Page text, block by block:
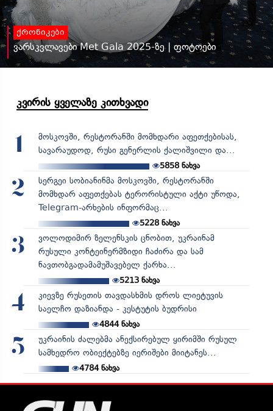
ქრონიკები
ვარსკვლავები Met Gala 2025-ზე | ფოტოები
კვირის ყველაზე კითხვადი
1
მოსკოვში, რესტორანში მომხდარი აფეთქებისას,
სავარაუდოდ, რუსი გენერლის ქალიშვილი და...
5858 ნახვა
2
სერგეი სობიანინმა მოსკოვში, რესტორანში
მომხდარ აფეთქებას ტერორისტული აქტი უწოდა,
Telegram-არხების ინფორმაც...
5228ნახვა
3
ვოლოდიმირ ზელენსკის ცნობით, უკრაინამ
რუსული კონტეინერმზიდი ჩაძირა და სამ
ნავთობგადამამუშავებელ ქარხა...
5213ნახვა
4
კიევზე რუსეთის თავდასხმის დროს ლიეტუვის
საელჩო დაზიანდა - კესტუტის ბუდრისი
4844ნახვა
5
უკრაინის ძალებმა ანექსირებულ ყირიმში რუსულ
სამხედრო ობიექტებზე იერიშები მიიტანეს...
4784ნახვა